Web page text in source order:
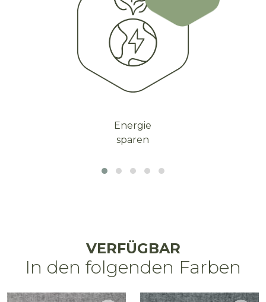
Energie
sparen
VERFÜGBAR
In den folgenden Farben